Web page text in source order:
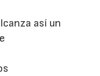
así un